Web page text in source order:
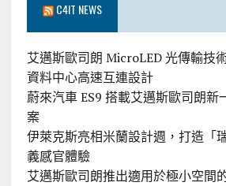
C4IT NEWS
艾邁斯歐司朗 MicroLED 光傳輸技
資料中心高速互連設計
蔚來汽車 ES9 搭載艾邁斯歐司朗新
案
伊萊克斯亮相米蘭設計週，打造「
義感官體驗
艾邁斯歐司朗推出適用於極小空間